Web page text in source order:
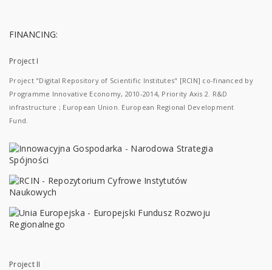
FINANCING:
Project I
Project "Digital Repository of Scientific Institutes" [RCIN] co-financed by
Programme Innovative Economy, 2010-2014, Priority Axis 2. R&D
infrastructure ; European Union. European Regional Development
Fund.
Project II